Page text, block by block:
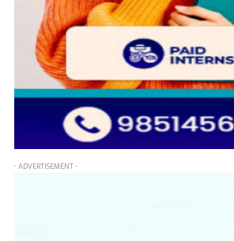
- ADVERTISEMENT -